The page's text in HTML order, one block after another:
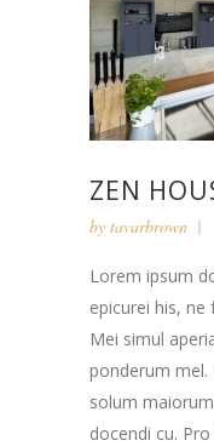
ZEN
by tavarbrown
Lorem ipsum
epicurei his,
Mei simul
ponderum mel.
solum
docendi cu.